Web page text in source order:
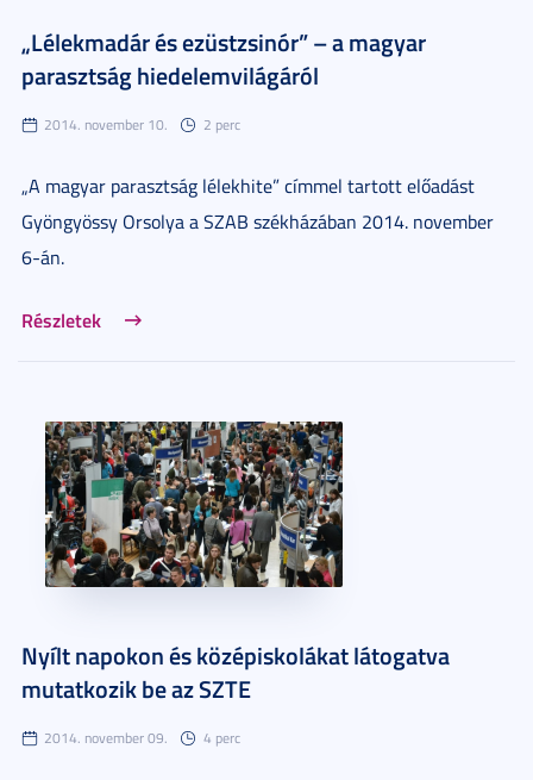
„Lélekmadár és ezüstzsinór” – a magyar
parasztság hiedelemvilágáról
2014. november 10. 2 perc
„A magyar parasztság lélekhite” címmel tartott előadást
Gyöngyössy Orsolya a SZAB székházában 2014. november
6-án.
Részletek
Nyílt napokon és középiskolákat látogatva
mutatkozik be az SZTE
2014. november 09. 4 perc